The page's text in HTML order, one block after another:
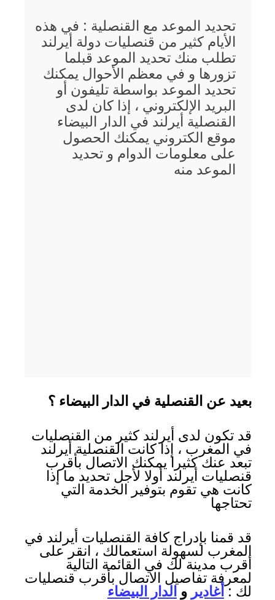
تحديد الموعد مع القنصلية : في هذه
الأيام كثير من قنصليات دولة أيرلند
تطلب منك تحديد الموعد قبلما
تزورها و في معظم الأحوال يمكنك
تحديد الموعد بواسطة تليفون أو
البريد الإلكتروني ، إذا كان لدى
القنصلية أيرلند في الدار البيضاء
موقع الكتروني يمكنك الحصول
على معلومات الدوام و تحديد
الموعد منه
بعيد عن القنصلية في الدار البيضاء ؟
قد تكون لدى أيرلند كثير من القنصليات
في المغرب ، إذا كانت القنصلية أيرلند
تبعد عنك كثيرا يمكنك الاتصال بأقرب
قنصليات أيرلند أولا لأجل تحديد ما إذا
كانت هي تقوم بتوفير الخدمة التي
تحتاجها
قد قمنا بإدراج كافة القنصليات أيرلند في
المغرب لسهولة استعمالك ، انقر على
أقرب مدينة لك في القائمة التالية
لمعرفة تفاصيل الاتصال بأقرب قنصليات
لك :أغادير و الدار البيضاء